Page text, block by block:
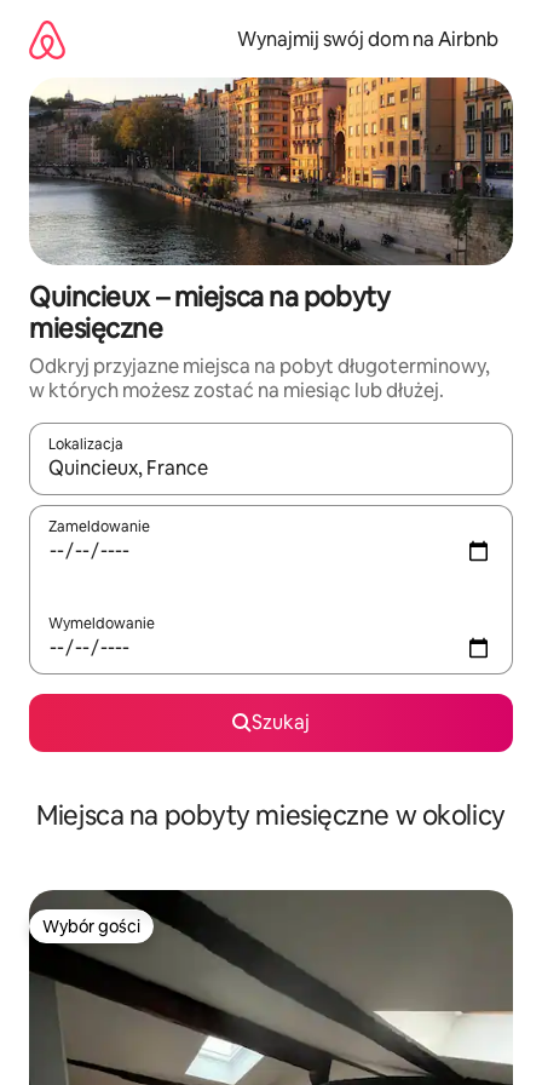
treści
Wynajmij swój dom na Airbnb
Quincieux – miejsca na pobyty
miesięczne
Odkryj przyjazne miejsca na pobyt długoterminowy,
w których możesz zostać na miesiąc lub dłużej.
Lokalizacja
Gdy wyniki będą dostępne, możesz poruszać się po nich za
Zameldowanie
Wymeldowanie
Szukaj
Miejsca na pobyty miesięczne w okolicy
Wybór gości
Wybór gości